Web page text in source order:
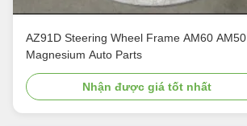
AZ91D Steering Wheel Frame AM60 AM50
Magnesium Auto Parts
Nhận được giá tốt nhất